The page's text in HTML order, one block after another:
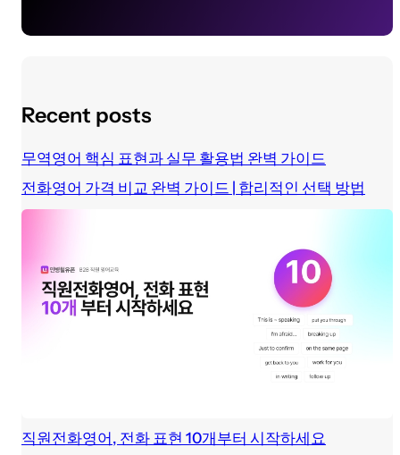
Recent posts
무역영어 핵심 표현과 실무 활용법 완벽 가이드
전화영어 가격 비교 완벽 가이드 | 합리적인 선택 방법
직원전화영어, 전화 표현 10개부터 시작하세요